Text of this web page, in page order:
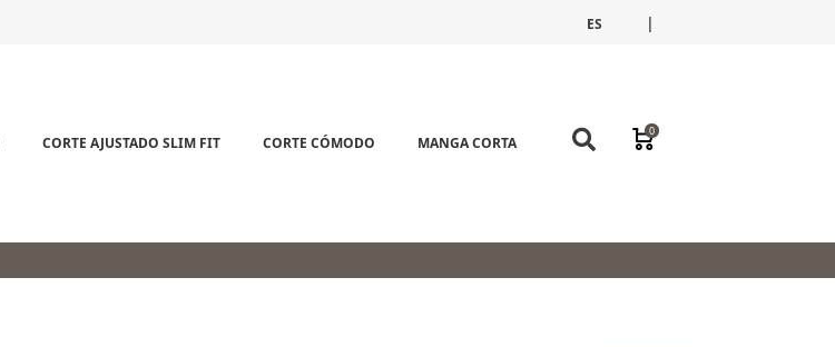
ES
|
CORTE AJUSTADO SLIM FIT CORTE CÓMODO MANGA CORTA
0